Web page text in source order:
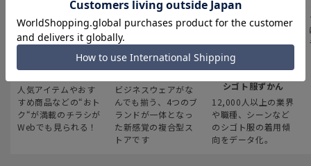
最新のお買い得情報
人気アイテムやおす
すめ商品などの“おト
ク“が満載のチラシが
Webでも見られる！
スーツスクエア
ビジネスウェアがな
んでも揃う、4つのブ
ランドが一体となっ
た新感覚の複合型ス
トアです
みんなの
シゴト服ずかん
12,000人以上の業界
や職種、シーンなど
のシゴト服の着用傾
向をデータ化。